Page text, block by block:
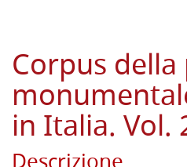
Corpus
in Italia. Vol.